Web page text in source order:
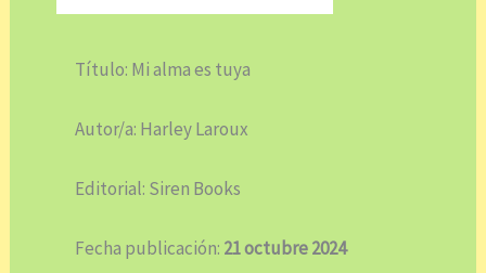
Título: Mi alma es tuya
Autor/a: Harley Laroux
Editorial: Siren Books
Fecha publicación: 21 octubre 2024